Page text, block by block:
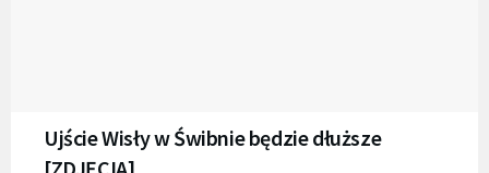
Ujście Wisły w Świbnie będzie dłuższe